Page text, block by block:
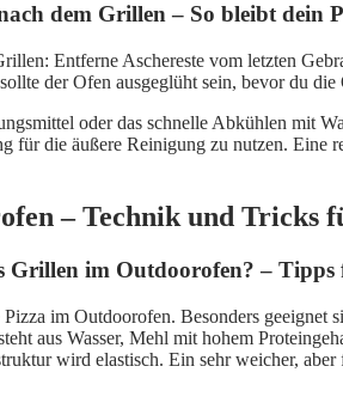
dem Grillen – So bleibt dein
Entferne Aschereste vom letzten
der Ofen ausgeglüht sein, bevor du
oder das schnelle Abkühlen mit
für die äußere Reinigung zu nutzen. Eine
– Technik und Tricks
Grillen im Outdoorofen? –
im Outdoorofen. Besonders
aus Wasser, Mehl mit hohem
wird elastisch. Ein sehr weicher,